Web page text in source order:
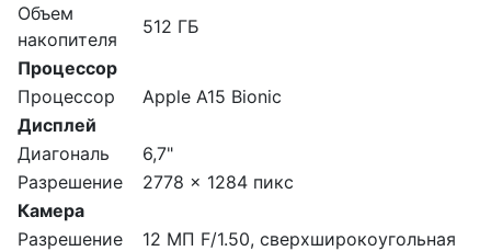
Объем
накопителя
512 ГБ
Процессор
Процессор
Apple A15 Bionic
Дисплей
Диагональ
6,7"
Разрешение
2778 x 1284 пикс
Камера
Разрешение
12 МП F/1.50, сверхширокоугольная